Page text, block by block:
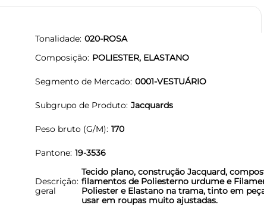
Tonalidade 020-ROSA
Composição POLIESTER, ELASTANO
Segmento de Mercado 0001-VESTUÁRIO
Subgrupo de Produto Jacquards
Peso bruto (G/M) 170
Pantone 19-3536
Descrição
geral
Tecido plano, construção Jacquard,
filamentos de Poliesterno urdume e
Poliester e Elastano na trama, tinto em
usar em roupas muito ajustadas.